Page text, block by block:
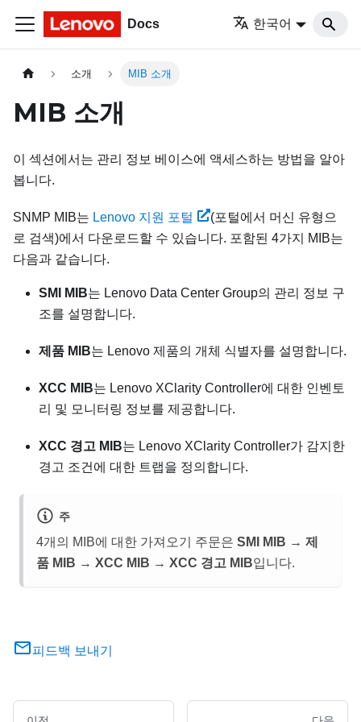
Docs 한국어
소개 MIB 소개
MIB 소개
이 섹션에서는 관리 정보 베이스에 액세스하는 방법을 알아
봅니다.
SNMP MIB는 Lenovo 지원 포털
(포털에서 머신 유형으
로 검색)에서 다운로드할 수 있습니다. 포함된 4가지 MIB는
다음과 같습니다.
SMI MIB는 Lenovo Data Center Group의 관리 정보 구
조를 설명합니다.
제품 MIB는 Lenovo 제품의 개체 식별자를 설명합니다.
XCC MIB는 Lenovo XClarity Controller에 대한 인벤토
리 및 모니터링 정보를 제공합니다.
XCC 경고 MIB는 Lenovo XClarity Controller가 감지한
경고 조건에 대한 트랩을 정의합니다.
주
4개의 MIB에 대한 가져오기 주문은 SMI MIB → 제
품 MIB → XCC MIB → XCC 경고 MIB입니다.
피드백 보내기